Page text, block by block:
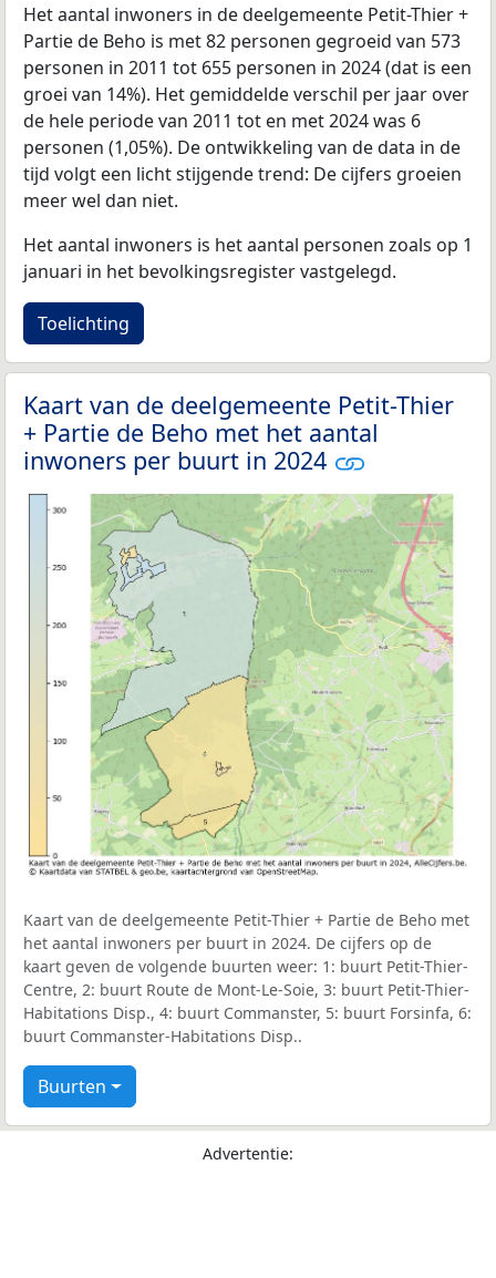
Het aantal inwoners in de deelgemeente Petit-Thier +
Partie de Beho is met 82 personen gegroeid van 573
personen in 2011 tot 655 personen in 2024 (dat is een
groei van 14%). Het gemiddelde verschil per jaar over
de hele periode van 2011 tot en met 2024 was 6
personen (1,05%). De ontwikkeling van de data in de
tijd volgt een licht stijgende trend: De cijfers groeien
meer wel dan niet.
Het aantal inwoners is het aantal personen zoals op 1
januari in het bevolkingsregister vastgelegd.
Toelichting
Kaart van de deelgemeente Petit-Thier
+ Partie de Beho met het aantal
inwoners per buurt in 2024
Kaart van de deelgemeente Petit-Thier + Partie de Beho met
het aantal inwoners per buurt in 2024. De cijfers op de
kaart geven de volgende buurten weer: 1: buurt Petit-Thier-
Centre, 2: buurt Route de Mont-Le-Soie, 3: buurt Petit-Thier-
Habitations Disp., 4: buurt Commanster, 5: buurt Forsinfa, 6:
buurt Commanster-Habitations Disp..
Buurten
Advertentie: